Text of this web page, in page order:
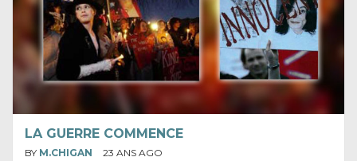
LA GUERRE COMMENCE
BY M.CHIGAN 23 ANS AGO